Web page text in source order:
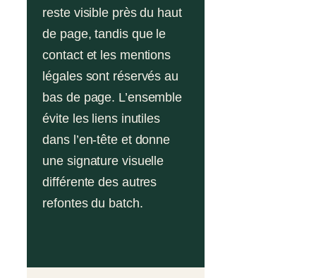
reste visible près du haut
de page, tandis que le
contact et les mentions
légales sont réservés au
bas de page. L’ensemble
évite les liens inutiles
dans l’en-tête et donne
une signature visuelle
différente des autres
refontes du batch.